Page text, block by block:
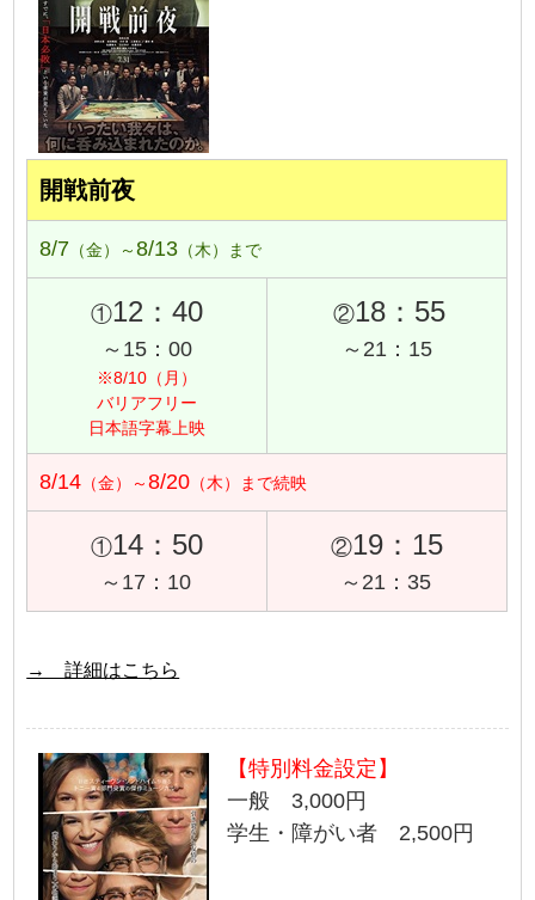
開戦前夜
8/7 （金）～8/13 （木）まで
①12：40
～15：00
※8/10（月）
バリアフリー
日本語字幕上映
②18：55
～21：15
8/14 （金）～8/20 （木）まで続映
①14：50
～17：10
②19：15
～21：35
→ 詳細はこちら
【特別料金設定】
一般 3,000円
学生・障がい者 2,500円